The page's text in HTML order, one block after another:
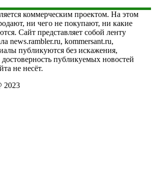
коммерческим проектом. На этом
ни чего не покупают, ни какие
Сайт представляет собой ленту
news.rambler.ru, kommersant.ru,
публикуются без искажения,
достоверность публикуемых новостей
не несёт.
2023